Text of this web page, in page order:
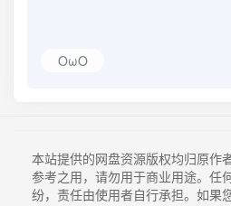
OωO
本站提供的网盘资源版权均归原作
参考之用，请勿用于商业用途。任
纷，责任由使用者自行承担。如果